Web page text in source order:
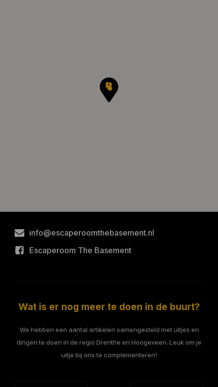
info@escaperoomthebasement.nl
Escaperoom The Basement
Wat is er nog meer te doen in de buurt?
We hebben een aantal artikelen samengesteld met uitjes en
dingen te doen in de regio Drenthe en Hoogeveen. Leuk om je
uitje bij ons te complementeren!